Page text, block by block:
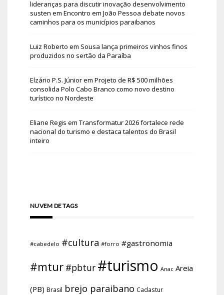
lideranças para discutir inovação desenvolvimento
susten em Encontro em João Pessoa debate novos
caminhos para os municípios paraibanos
Luiz Roberto em Sousa lança primeiros vinhos finos
produzidos no sertão da Paraíba
Elzário P.S. Júniorem Projeto de R$ 500 milhões
consolida Polo Cabo Branco como novo destino
turístico no Nordeste
Eliane Regis em Transformatur 2026 fortalece rede
nacional do turismo e destaca talentos do Brasil
inteiro
NUVEM DE TAGS
#cabedelo #cultura #forro #gastronomia
#mtur #pbtur #turismo Anac Areia
(PB) Brasil brejo paraibano Cadastur